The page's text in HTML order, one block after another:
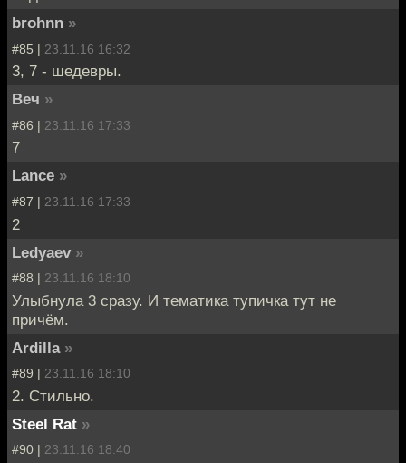
brohnn »
#85 | 23.11.16 16:32
3, 7 - шедевры.
Веч »
#86 | 23.11.16 17:33
7
Lance »
#87 | 23.11.16 17:33
2
Ledyaev »
#88 | 23.11.16 18:10
Улыбнула 3 сразу. И тематика тупичка тут не
причём.
Ardilla »
#89 | 23.11.16 18:10
2. Стильно.
Steel Rat »
#90 | 23.11.16 18:40